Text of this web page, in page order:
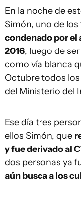
En la noche de
Simón, uno de los
condenado por el
2016, luego de
como vía blanca
Octubre todos
del Ministerio del
Ese día tres
ellos Simón, que
y fue derivado al
dos personas ya
aún busca a los